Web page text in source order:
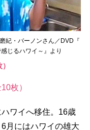
紀・バーノンさん／DVD『
じるハワイ～』より
枚）
ワイへ移住。16歳
月にはハワイの雄大